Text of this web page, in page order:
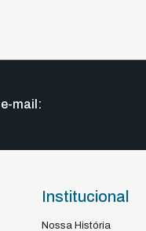
mail:
Institucional
Nossa História